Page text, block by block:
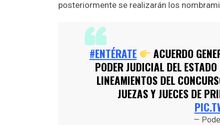
posteriormente se realizarán los
#ENTÉRATE
ACUERDO
PODER JUDICIAL DEL
LINEAMIENTOS DEL
JUEZAS Y JUECES DE
—